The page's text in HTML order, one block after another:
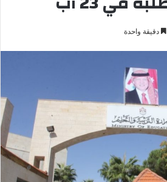
دقيقة واحدة